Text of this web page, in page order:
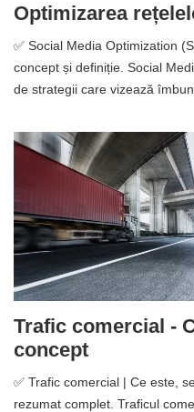
Optimizarea
✅ Social Media Optimization
concept și definiție. Social
de strategii care vizează
Trafic comercial -
concept
✅ Trafic comercial | Ce este,
rezumat complet. Traficul